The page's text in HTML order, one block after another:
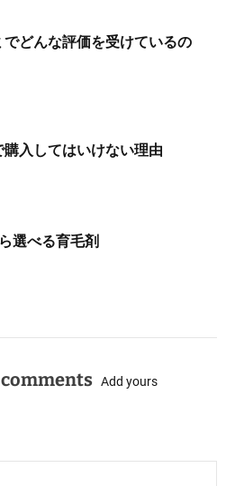
どんな評価を受けているの
入してはいけない理由
選べる育毛剤
Add yours